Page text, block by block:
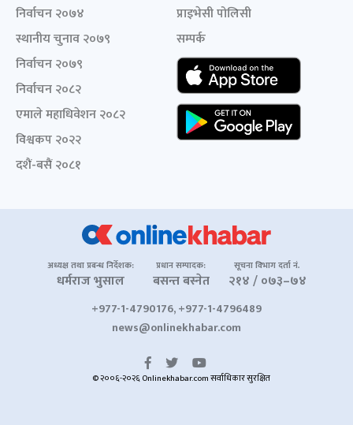
निर्वाचन २०७४
स्थानीय चुनाव २०७९
निर्वाचन २०७९
निर्वाचन २०८२
एमाले महाधिवेशन २०८२
विश्वकप २०२२
दशैं-बसैं २०८१
प्राइभेसी पोलिसी
सम्पर्क
अध्यक्ष तथा प्रबन्ध निर्देशक:
धर्मराज भुसाल
प्रधान सम्पादक:
बसन्त बस्नेत
सूचना विभाग दर्ता नं.
२१४ / ०७३–७४
+977-1-4790176, +977-1-4796489
news@onlinekhabar.com
© २००६-२०२६ Onlinekhabar.com सर्वाधिकार सुरक्षित